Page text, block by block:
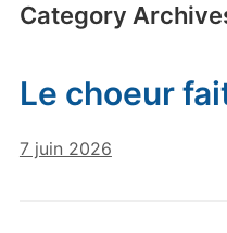
Category
Le choeur
7 juin 2026